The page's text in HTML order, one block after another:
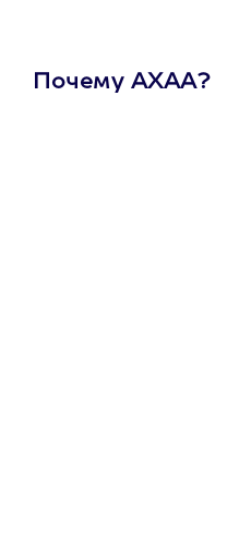
Почему АХАА?